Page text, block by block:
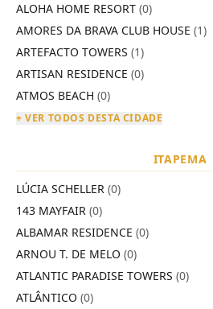
ALOHA HOME RESORT (0)
AMORES DA BRAVA CLUB HOUSE (1)
ARTEFACTO TOWERS (1)
ARTISAN RESIDENCE (0)
ATMOS BEACH (0)
+ VER TODOS DESTA CIDADE
ITAPEMA
LÚCIA SCHELLER (0)
143 MAYFAIR (0)
ALBAMAR RESIDENCE (0)
ARNOU T. DE MELO (0)
ATLANTIC PARADISE TOWERS (0)
ATLÂNTICO (0)